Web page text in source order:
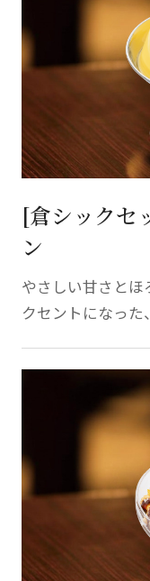
[倉シックセ
ン
やさしい甘さとほ
クセントになった